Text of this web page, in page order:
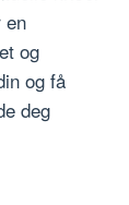
en
og
og få
deg